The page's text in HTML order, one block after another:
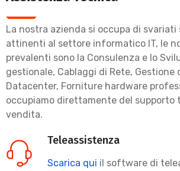
La nostra azienda si occupa di
attinenti al settore informatico IT, le
prevalenti sono la Consulenza e lo
gestionale, Cablaggi di Rete, Gestione
Datacenter, Forniture hardware
occupiamo direttamente del supporto
vendita.
Teleassistenza
Scarica qui il software di